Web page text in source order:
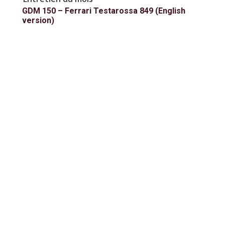
GDM 150 – Ferrari Testarossa 849 (English
version)